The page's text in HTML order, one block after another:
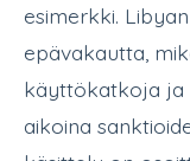
esimerkki.
epävakautta,
käyttökatkoja ja
aikoina